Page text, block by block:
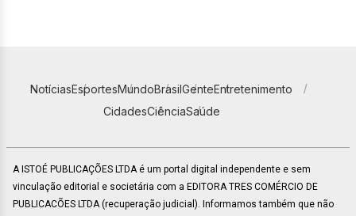
NotíciasEsportesMundoBrasilGenteEntretenimento
CidadesCiênciaSaúde
A ISTOÉ PUBLICAÇÕES LTDA é um portal digital independente e sem
vinculação editorial e societária com a EDITORA TRES COMÉRCIO DE
PUBLICACÕES LTDA (recuperação judicial). Informamos também que não